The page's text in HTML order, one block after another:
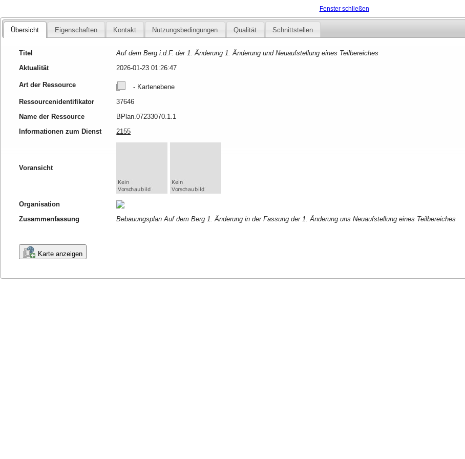
Fenster schließen
Übersicht Eigenschaften Kontakt Nutzungsbedingungen Qualität Schnittstellen
Titel
Auf dem Berg i.d.F. der 1. Änderung 1. Änderung und Neuaufstellung eines Teilbereiches
Aktualität
2026-01-23 01:26:47
Art der Ressource
- Kartenebene
Ressourcenidentifikator
37646
Name der Ressource
BPlan.07233070.1.1
Informationen zum Dienst
2155
Voransicht
Organisation
Zusammenfassung
Bebauungsplan Auf dem Berg 1. Änderung in der Fassung der 1. Änderung uns Neuaufstellung eines Teilbereiches
Karte anzeigen